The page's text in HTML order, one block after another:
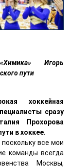
Игорь
пути
хоккейная
сразу
Прохорова
в хоккее.
все мои
команды всегда
Москвы,